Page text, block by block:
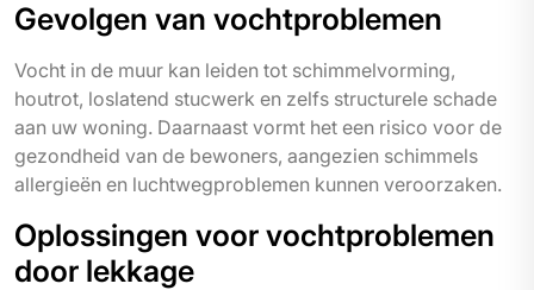
Gevolgen van vochtproblemen
Vocht in de muur kan leiden tot schimmelvorming,
houtrot, loslatend stucwerk en zelfs structurele schade
aan uw woning. Daarnaast vormt het een risico voor de
gezondheid van de bewoners, aangezien schimmels
allergieën en luchtwegproblemen kunnen veroorzaken.
Oplossingen voor vochtproblemen
door lekkage